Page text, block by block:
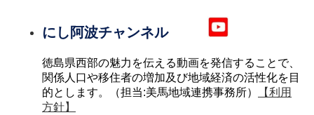
にし阿波チャンネル
徳島県西部の魅力を伝える動画を発信することで、
関係人口や移住者の増加及び地域経済の活性化を目
的とします。（担当:美馬地域連携事務所）
【利用
方針】